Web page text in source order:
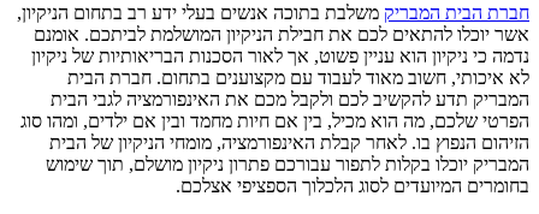
חברת הבית המבריק משלבת בתוכה אנשים בעלי ידע רב בתחום הניקיון,
אשר יוכלו להתאים לכם את חבילת הניקיון המושלמת לביתכם. אומנם
נדמה כי ניקיון הוא עניין פשוט, אך לאור הסכנות הבריאותיות של ניקיון
לא איכותי, חשוב מאוד לעבוד עם מקצוענים בתחום. חברת הבית
המבריק תדע להקשיב לכם ולקבל מכם את האינפורמציה לגבי הבית
הפרטי שלכם, מה הוא מכיל, בין אם חיות מחמד ובין אם ילדים, ומהו סוג
הזיהום הנפוץ בו. לאחר קבלת האינפורמציה, מומחי הניקיון של הבית
המבריק יוכלו בקלות לתפור עבורכם פתרון ניקיון מושלם, תוך שימוש
בחומרים המיועדים לסוג הלכלוך הספציפי אצלכם.